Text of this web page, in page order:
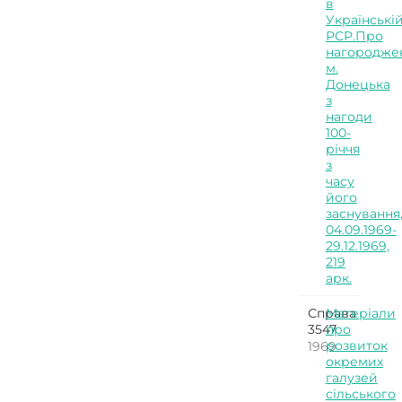
в
РСР.Про
м.
Донецька
з
нагоди
100-
річчя
з
часу
його
заснування,
04.09.1969-
29.12.1969,
219
арк.
Справа
3547
1969
Матеріали
про
розвиток
окремих
галузей
сільського